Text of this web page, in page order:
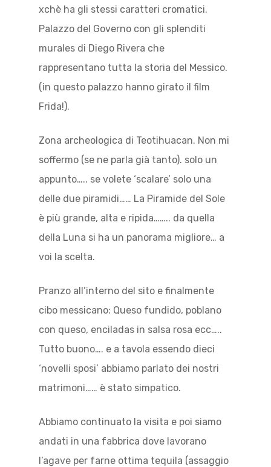
xchè ha gli stessi caratteri cromatici.
Palazzo del Governo con gli splenditi
murales di Diego Rivera che
rappresentano tutta la storia del Messico.
(in questo palazzo hanno girato il film
Frida!).
Zona archeologica di Teotihuacan. Non mi
soffermo (se ne parla già tanto). solo un
appunto….. se volete ‘scalare’ solo una
delle due piramidi…… La Piramide del Sole
è più grande, alta e ripida…….. da quella
della Luna si ha un panorama migliore… a
voi la scelta.
Pranzo all’interno del sito e finalmente
cibo messicano: Queso fundido, poblano
con queso, enciladas in salsa rosa ecc…..
Tutto buono…. e a tavola essendo dieci
‘novelli sposi’ abbiamo parlato dei nostri
matrimoni…… è stato simpatico.
Abbiamo continuato la visita e poi siamo
andati in una fabbrica dove lavorano
l’agave per farne ottima tequila (assaggio